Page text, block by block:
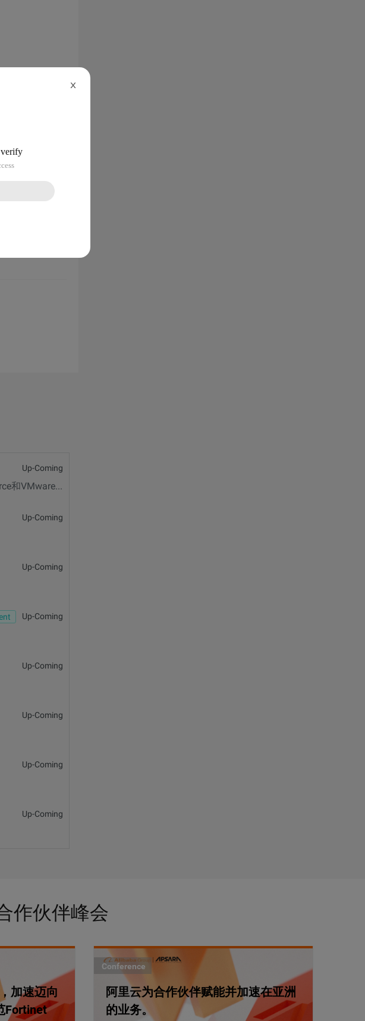
Up-Coming
开场主题：阿里巴巴生态系统的敏捷数字转型。阿里云合作业务和战略概述，包括Salesforce和VMware。
Up-Coming
Up-Coming
Up-Coming
Up-Coming
Up-Coming
Up-Coming
Up-Coming
作伙伴峰会
加速迈向
Fortinet
Conference
阿里云为合作伙伴赋能并加速在亚洲
的业务。
X